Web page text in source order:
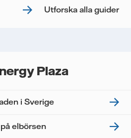
Utforska alla guider
Plaza
i Sverige
elbörsen